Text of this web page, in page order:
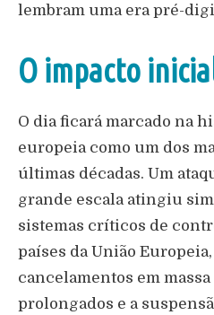
lembram uma era pré-
O impacto
O dia ficará marcado na
europeia como um dos
últimas décadas. Um
grande escala atingiu
sistemas críticos de
países da União
cancelamentos em massa
prolongados e a